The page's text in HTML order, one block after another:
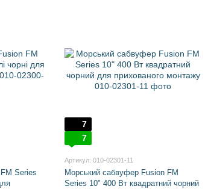
Series
7
7
Артикул: 010-02301-11
Морський сабвуфер Fusion FM
Series 10" 400 Вт квадратний чорний